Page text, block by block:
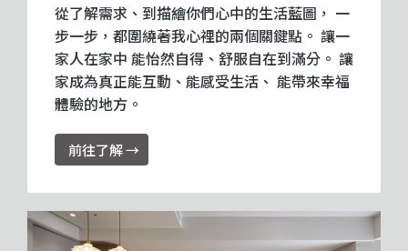
從了解需求、到描繪你們心中的生活藍圖， 一
步一步，都圍繞著我心裡的兩個關鍵點。 讓一
家人在家中 能怡然自得、舒服自在到滿分。 讓
家成為真正能互動、能感受生活、 能帶來幸福
體驗的地方。
前往了解 →